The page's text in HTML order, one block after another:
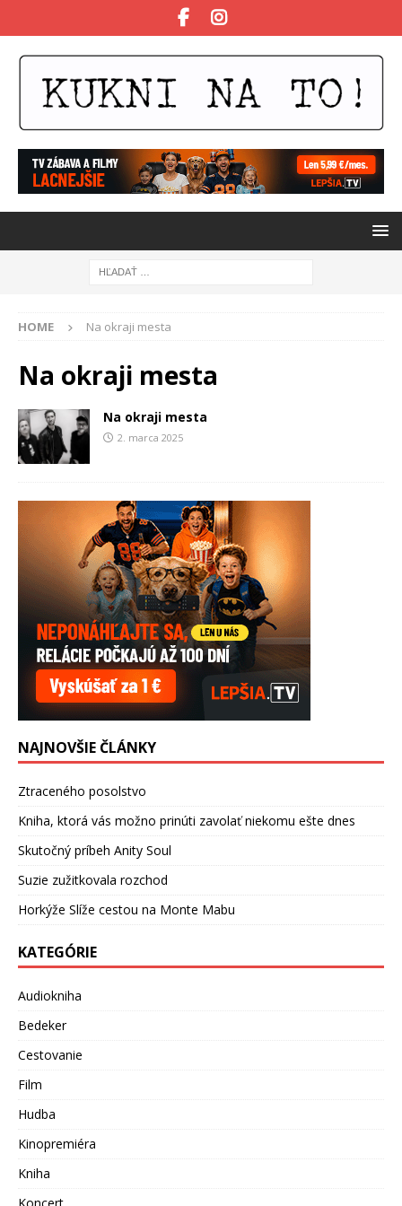
HOME Na okraji mesta
Na okraji mesta
Na okraji mesta
2. marca 2025
NAJNOVŠIE ČLÁNKY
Ztraceného posolstvo
Kniha, ktorá vás možno prinúti zavolať niekomu ešte dnes
Skutočný príbeh Anity Soul
Suzie zužitkovala rozchod
Horkýže Slíže cestou na Monte Mabu
KATEGÓRIE
Audiokniha
Bedeker
Cestovanie
Film
Hudba
Kinopremiéra
Kniha
Koncert